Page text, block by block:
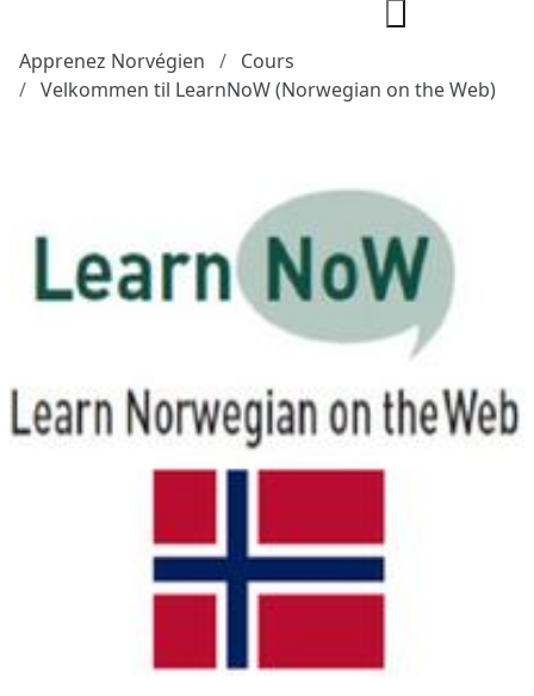
Apprenez Norvégien
Cours
Velkommen til LearnNoW (Norwegian on the Web)